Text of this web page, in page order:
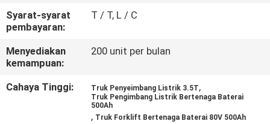
PRIVACY
POLICY
Syarat-syarat
pembayaran:
T / T, L / C
Menyediakan
kemampuan:
200 unit per bulan
Cahaya Tinggi: Truk Penyeimbang Listrik 3.5T,
Truk Pengimbang Listrik Bertenaga Baterai
500Ah
, Truk Forklift Bertenaga Baterai 80V 500Ah